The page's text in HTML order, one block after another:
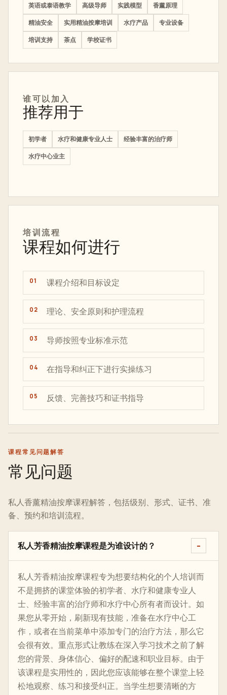
英语或泰语教学 高级导师 实践模型
香薰原理
精油安全
实用精油按摩培训 水疗产品
专业设备
培训支持
茶点 学校证书
谁可以加入
推荐用于
初学者 水疗和健康专业人士
经验丰富的治疗师
水疗中心业主
培训流程
课程如何进行
课程介绍和目标设定
理论、安全原则和护理流程
导师按照专业标准示范
在指导和纠正下进行实操练习
反馈、完善技巧和证书指导
课程常见问题解答
常见问题
私人香薰精油按摩课程解答，包括级别、形式、证书、准
备、预约和培训流程。
私人芳香精油按摩课程是为谁设计的？
私人芳香精油按摩课程专为想要结构化的个人培训而
不是拥挤的课堂体验的初学者、水疗和健康专业人
士、经验丰富的治疗师和水疗中心所有者而设计。如
果您从零开始，刷新现有技能，准备在水疗中心工
作，或者在当前菜单中添加专门的治疗方法，那么它
会很有效。重点形式让教练在深入学习技术之前了解
您的背景、身体信心、偏好的配速和职业目标。由于
该课程是实用性的，因此您应该能够在整个课堂上轻
松地观察、练习和接受纠正。当学生想要清晰的方